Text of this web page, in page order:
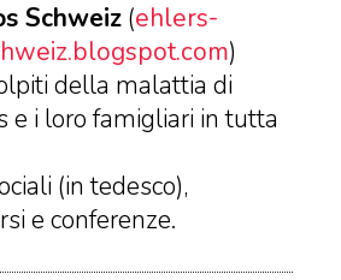
Schweiz (ehlers-
)
della malattia di
e i loro famigliari in tutta
(in tedesco),
e conferenze.